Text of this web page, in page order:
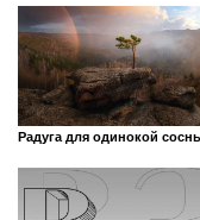
Радуга для одинокой